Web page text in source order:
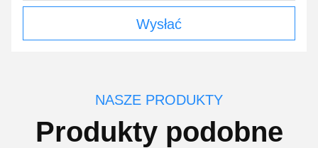
Wysłać
NASZE PRODUKTY
Produkty podobne